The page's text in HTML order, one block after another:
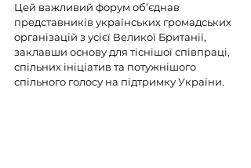
Цей важливий форум об’єднав
представників українських громадських
організацій з усієї Великої Британії,
заклавши основу для тіснішої співпраці,
спільних ініціатив та потужнішого
спільного голосу на підтримку України.